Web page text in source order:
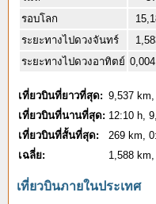
รอบโลก
ระยะทางไปดวงจันทร์
ระยะทางไปดวงอาทิตย์
เที่ยวบินที่ยาวที่สุด: 9,537
เที่ยวบินที่นานที่สุด: 12:10 h,
เที่ยวบินที่สั้นที่สุด:
269 km,
เฉลี่ย:
1,588
เที่ยวบินภายในประเทศ